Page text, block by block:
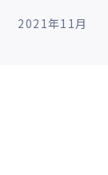
2021年11月